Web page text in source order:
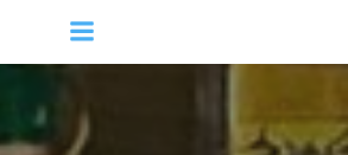
Inhalt
springen